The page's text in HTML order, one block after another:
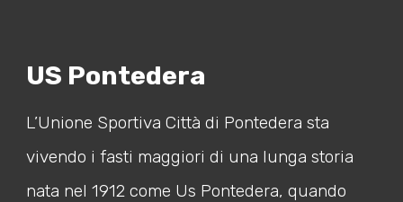
US Pontedera
L’Unione Sportiva Città di Pontedera sta
vivendo i fasti maggiori di una lunga storia
nata nel 1912 come Us Pontedera, quando